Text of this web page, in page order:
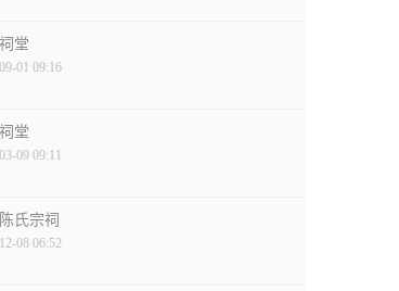
堂
01 09:16
堂
09 09:11
氏宗祠
08 06:52